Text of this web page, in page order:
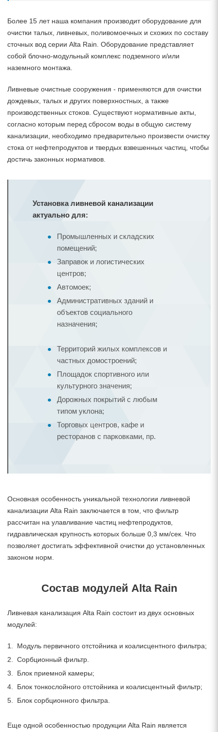
Более 15 лет наша компания производит оборудование для
очистки талых, ливневых, поливомоечных и схожих по составу
сточных вод серии Alta Rain. Оборудование представляет
собой блочно-модульный комплекс подземного и/или
наземного монтажа.
Ливневые очистные сооружения - применяются для очистки
дождевых, талых и других поверхностных, а также
производственных стоков. Существуют нормативные акты,
согласно которым перед сбросом воды в общую систему
канализации, необходимо предварительно произвести очистку
стока от нефтепродуктов и твердых взвешенных частиц, чтобы
достичь законных нормативов.
Установка ливневой канализации
актуально для:
Промышленных и складских
помещений;
Заправок и логистических
центров;
Автомоек;
Административных зданий и
объектов социального
назначения;
Территорий жилых комплексов и
частных домостроений;
Площадок спортивного или
культурного значения;
Дорожных покрытий с любым
типом уклона;
Торговых центров, кафе и
ресторанов с парковками, пр.
Основная особенность уникальной технологии ливневой
канализации Alta Rain заключается в том, что фильтр
рассчитан на улавливание частиц нефтепродуктов,
гидравлическая крупность которых больше 0,3 мм/сек. Что
позволяет достигать эффективной очистки до установленных
законом норм.
Состав модулей Alta Rain
Ливневая канализация Alta Rain состоит из двух основных
модулей:
Модуль первичного отстойника и коалисцентного фильтра;
Сорбционный фильтр.
Блок приемной камеры;
Блок тонкослойного отстойника и коалисцентный фильтр;
Блок сорбционного фильтра.
Еще одной особенностью продукции Alta Rain является